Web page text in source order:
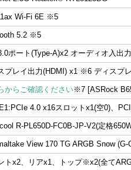
Wi-Fi 6E ※5
5.2 ※5
ポート(Type-A)x2 オーディオ入出
プレイ出力(HDMI) x1 ※6ディスプ
からご確認ください※7[ASRock
4.0 x16スロットx1(空0)、
R-PL650D-FC0B-JP-V2(定格
View 170 TG ARGB Snow (G-
トx2、リアx1、トップ※x2(全て